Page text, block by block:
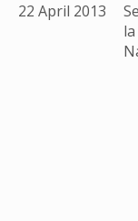
22 April 2013